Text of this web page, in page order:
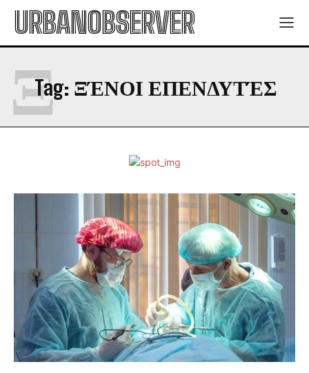
URBANOBSERVER
Tag: ΞΈΝΟΙ ΕΠΕΝΔΥΤΈΣ
Ξ